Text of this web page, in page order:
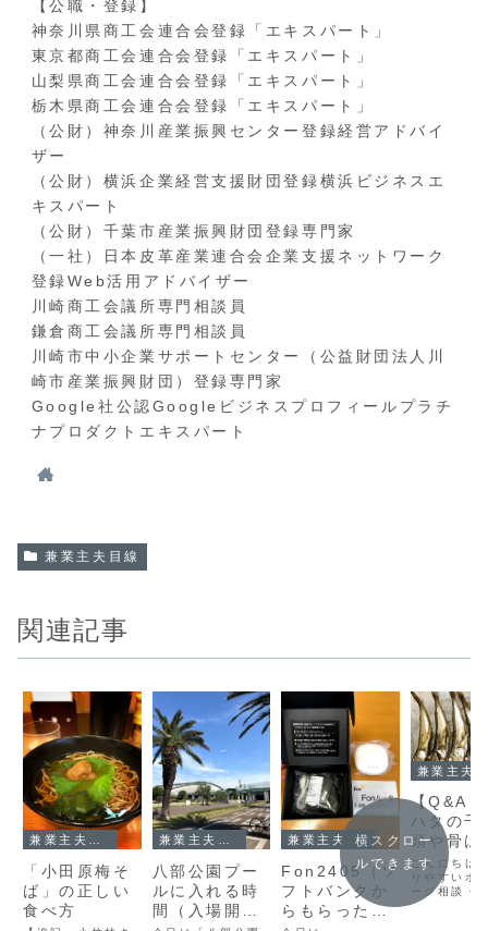
【公職・登録】
神奈川県商工会連合会登録「エキスパート」
東京都商工会連合会登録「エキスパート」
山梨県商工会連合会登録「エキスパート」
栃木県商工会連合会登録「エキスパート」
（公財）神奈川産業振興センター登録経営アドバイ
ザー
（公財）横浜企業経営支援財団登録横浜ビジネスエ
キスパート
（公財）千葉市産業振興財団登録専門家
（一社）日本皮革産業連合会企業支援ネットワーク
登録Web活用アドバイザー
川崎商工会議所専門相談員
鎌倉商工会議所専門相談員
川崎市中小企業サポートセンター（公益財団法人川
崎市産業振興財団）登録専門家
Google社公認Googleビジネスプロフィールプラチ
ナプロダクトエキスパート
兼業主夫目線
関連記事
「小田原梅そ
ば」の正しい
食べ方
八部公園プー
ルに入れる時
間（入場開始
兼業主夫目線
Fon2405（ソ
フトバンクか
らもらったや
【Q&A
ハタの干
頭や骨は
られる？
こんにちは
りやすいホ
ージ相談・
ページコン
横スクロー
ルできます